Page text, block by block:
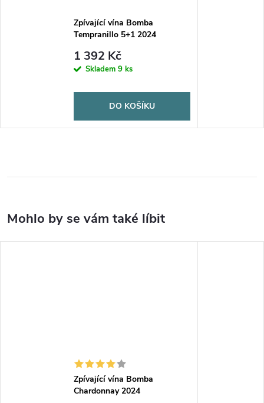
Zpívající vína Bomba
Tempranillo 5+1 2024
1 392 Kč
Skladem 9 ks
DO KOŠÍKU
Zpívající vína Bomba
Chardonnay 2024